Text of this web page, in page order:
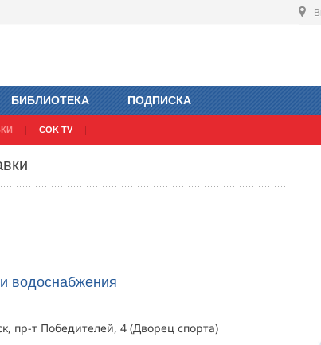
COK TV
БИБЛИОТЕКА ПОДПИСКА
водоснабжения
пр-т Победителей, 4 (Дворец спорта)